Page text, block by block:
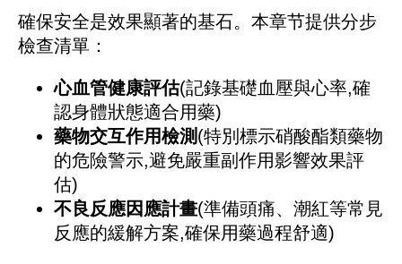
確保安全是效果顯著的基石。本章节提供分步
檢查清單：
心血管健康評估(記錄基礎血壓與心率,確
認身體狀態適合用藥)
藥物交互作用檢測(特別標示硝酸酯類藥物
的危險警示,避免嚴重副作用影響效果評
估)
不良反應因應計畫(準備頭痛、潮紅等常見
反應的緩解方案,確保用藥過程舒適)